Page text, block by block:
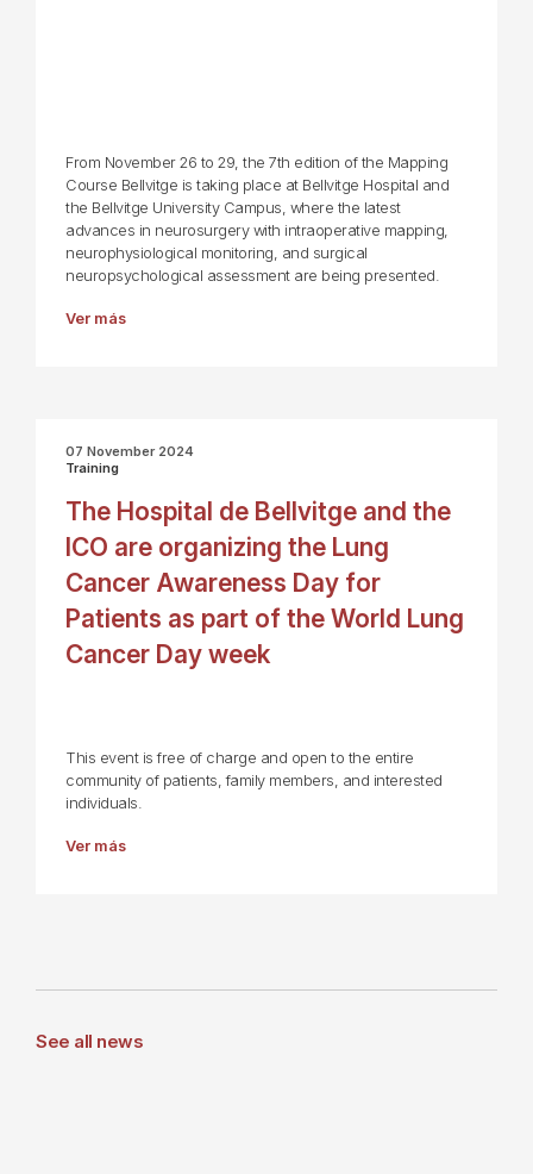
From November 26 to 29, the 7th edition of the Mapping
Course Bellvitge is taking place at Bellvitge Hospital and
the Bellvitge University Campus, where the latest
advances in neurosurgery with intraoperative mapping,
neurophysiological monitoring, and surgical
neuropsychological assessment are being presented.
Ver más
07 November 2024
Training
The Hospital de Bellvitge and the
ICO are organizing the Lung
Cancer Awareness Day for
Patients as part of the World Lung
Cancer Day week
This event is free of charge and open to the entire
community of patients, family members, and interested
individuals.
Ver más
See all news